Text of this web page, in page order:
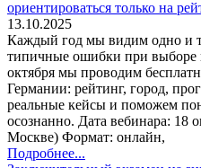
ориентироваться только на
13.10.2025
Каждый год мы видим одно и
типичные ошибки при выборе
октября мы проводим
Германии: рейтинг, город,
реальные кейсы и поможем
осознанно. Дата вебинара: 18
Москве) Формат: онлайн,
Подробнее...